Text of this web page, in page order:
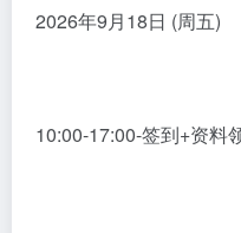
2026年9月18日 (周五)
10:00-17:00-签到+资料